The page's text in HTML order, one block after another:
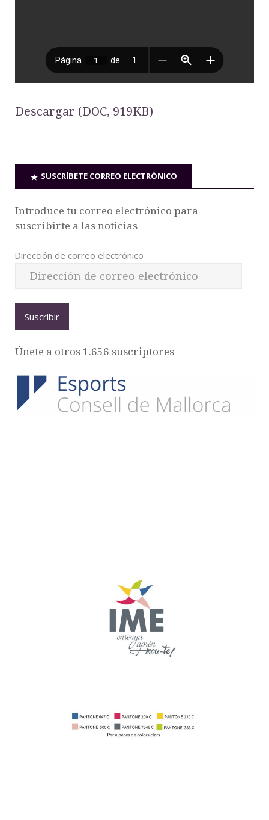
Descargar (DOC, 919KB)
SUSCRÍBETE CORREO ELECTRÓNICO
Introduce tu correo electrónico para
suscribirte a las noticias
Dirección de correo electrónico
Suscribir
Únete a otros 1.656 suscriptores